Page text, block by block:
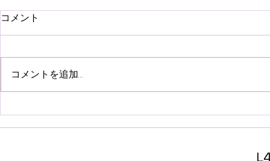
宿シーシャ
新宿シーシ
コメント
コメントを追加…